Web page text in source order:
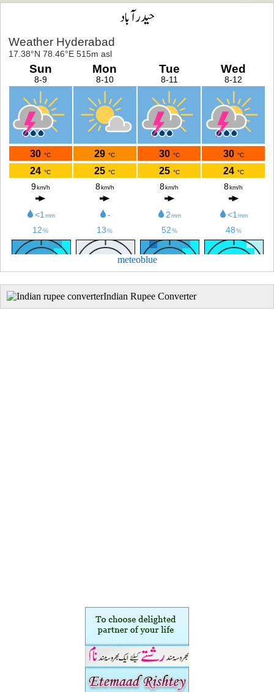
حیدرآباد
meteoblue
Indian Rupee Converter